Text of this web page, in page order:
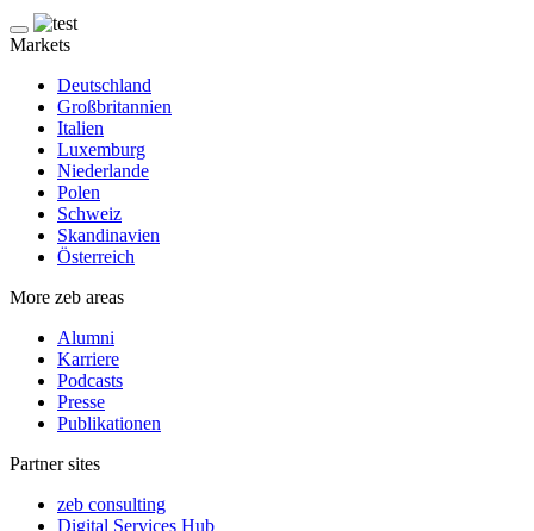
Markets
Deutschland
Großbritannien
Italien
Luxemburg
Niederlande
Polen
Schweiz
Skandinavien
Österreich
More zeb areas
Alumni
Karriere
Podcasts
Presse
Publikationen
Partner sites
zeb consulting
Digital Services Hub